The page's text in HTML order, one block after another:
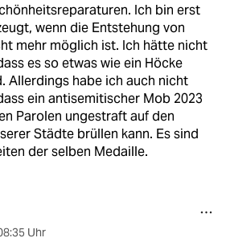
Ich bin erst
wenn die Entstehung von
mehr möglich ist. Ich hätte nicht
es so etwas wie ein Höcke
Allerdings habe ich auch nicht
ein antisemitischer Mob 2023
Parolen ungestraft auf den
Städte brüllen kann. Es sind
der selben Medaille.
Uhr